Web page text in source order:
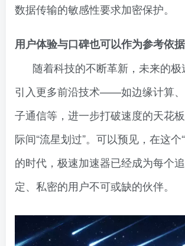
数据传输的敏感性要求加密保护。
用户体验与口碑也可以作为参考依据
随着科技的不断革新，未来的
引入更多前沿技术——如边缘计算
子通信等，进一步打破速度的天花
际间“流星划过”。可以预见，在这个
的时代，极速加速器已经成为每个
定、私密的用户不可或缺的伙伴。